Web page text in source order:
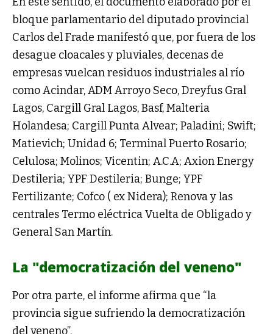
bloque parlamentario del diputado provincial
Carlos del Frade manifestó que, por fuera de los
desague cloacales y pluviales, decenas de
empresas vuelcan residuos industriales al río
como Acindar, ADM Arroyo Seco, Dreyfus Gral
Lagos, Cargill Gral Lagos, Basf, Malteria
Holandesa; Cargill Punta Alvear; Paladini; Swift;
Matievich; Unidad 6; Terminal Puerto Rosario;
Celulosa; Molinos; Vicentin; A.C.A; Axion Energy
Destileria; YPF Destileria; Bunge; YPF
Fertilizante; Cofco ( ex Nidera); Renova y las
centrales Termo eléctrica Vuelta de Obligado y
General San Martín.
La "democratización del veneno"
Por otra parte, el informe afirma que “la
provincia sigue sufriendo la democratización
del veneno”.